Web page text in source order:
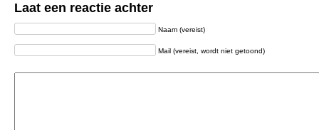
Laat een reactie achter
Naam (vereist)
Mail (vereist, wordt niet getoond)